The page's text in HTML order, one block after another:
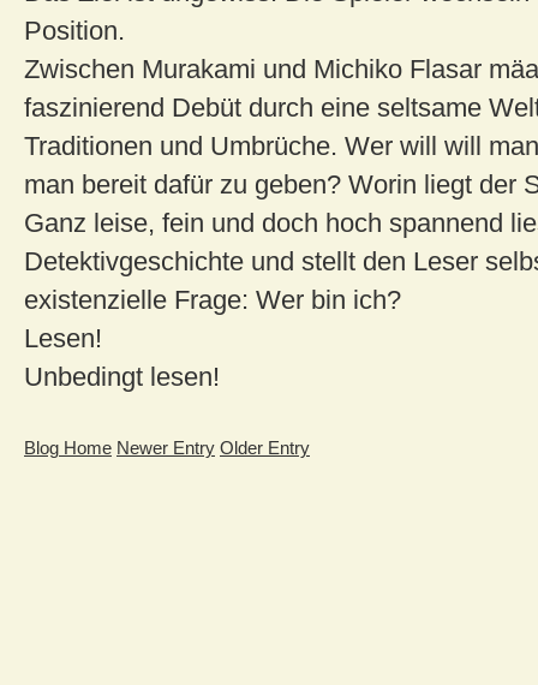
Position.
Zwischen Murakami und Michiko Flasar
faszinierend Debüt durch eine seltsame
Traditionen und Umbrüche. Wer will will
man bereit dafür zu geben? Worin liegt der
Ganz leise, fein und doch hoch spannend
Detektivgeschichte und stellt den Leser
existenzielle Frage: Wer bin ich?
Lesen!
Unbedingt lesen!
Blog Home Newer Entry Older Entry